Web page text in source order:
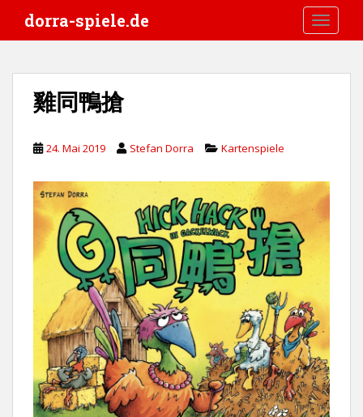
i
dorra-spiele.de
雞同鴨搶
24. Mai 2019 Stefan Dorra Kartenspiele